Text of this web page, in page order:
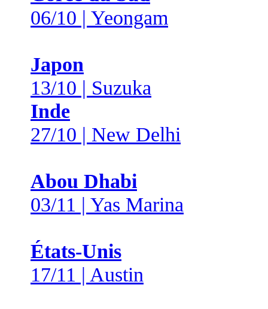
06/10 | Yeongam
Japon
13/10 | Suzuka
Inde
27/10 | New Delhi
Abou Dhabi
03/11 | Yas Marina
États-Unis
17/11 | Austin